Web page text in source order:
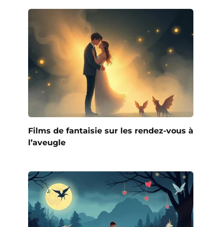
Films de fantaisie sur les rendez-vous à
l’aveugle